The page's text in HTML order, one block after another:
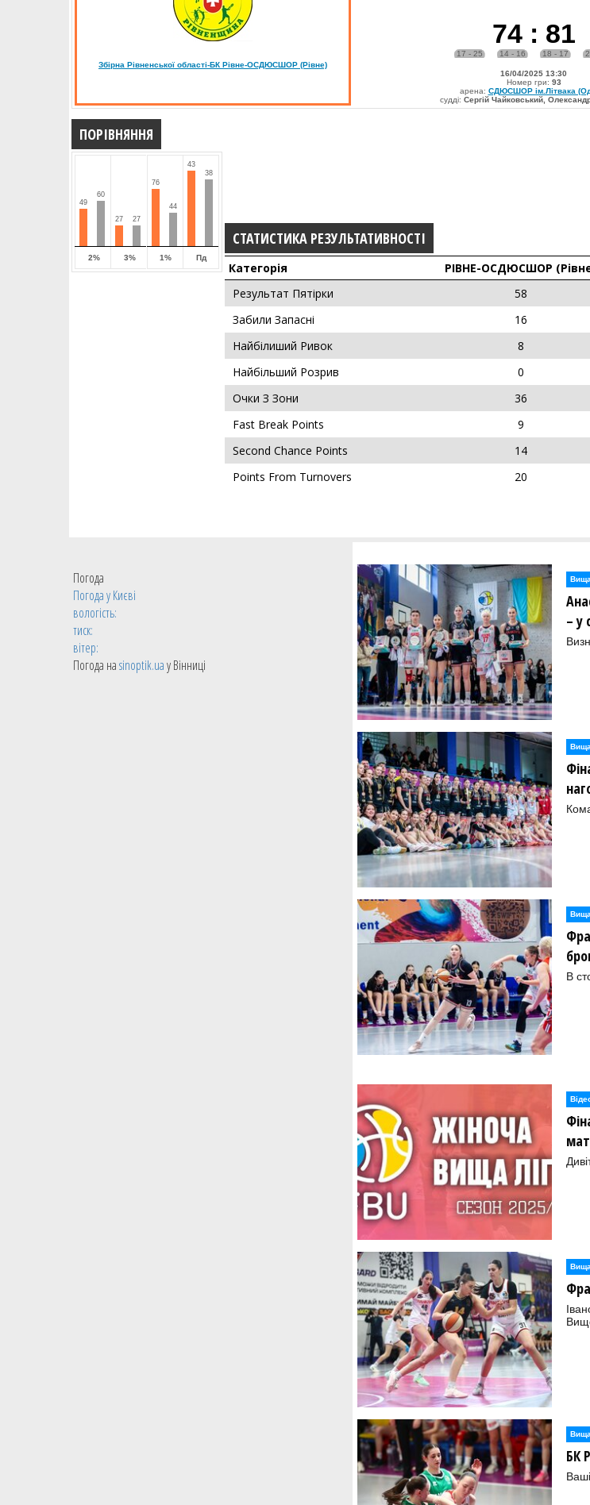
Збірна Рівненської області-БК Рівне-ОСДЮСШОР (Рівне)
74: 81
17 - 25 14 - 16 18 - 17
16/04/2025 13:30
Номер гри: 93
арена: СДЮСШОР ім.Літвака
судді: Сергій Чайковський,
ПОРІВНЯННЯ
49
60
2%
27 27
3%
76
44
1%
43
38
Пд
СТАТИСТИКА РЕЗУЛЬТАТИВНОСТІ
Категорія РІВНЕ-ОСДЮСШОР
Результат Пятірки
58
Забили Запасні
16
Найбілиший Ривок
8
Найбільший Розрив
0
Очки З Зони
36
Fast Break Points
9
Second Chance Points
14
Points From Turnovers
20
Погода
Погода уКиєві
вологість:
тиск:
вітер:
Погода наsinoptik.uaу Вінниці
– у
В
БК